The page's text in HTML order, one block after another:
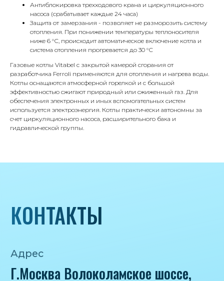
Антиблокировка трехходового крана и циркуляционного
насоса (срабатывает каждые 24 часа)
Защита от замерзания - позволяет не разморозить систему
отопления. При понижении температуры теплоносителя
ниже 6 °С, происходит автоматическое включение котла и
система отопления прогревается до 30 °С
Газовые котлы Vitabel с закрытой камерой сгорания от
разработчика Ferroli применяются для отопления и нагрева воды.
Котлы оснащаются атмосферной горелкой и с большой
эффективностью сжигают природный или сжиженный газ. Для
обеспечения электронных и иных вспомогательных систем
используется электроэнергия. Котлы практически автономны за
счет циркуляционного насоса, расширительного бака и
гидравлической группы.
Пн-вс с 9:00 до 18:00
Телефон
8 495 233-79-79
Почта
iceicemarket@yandex.ru
8 985 233-79-79